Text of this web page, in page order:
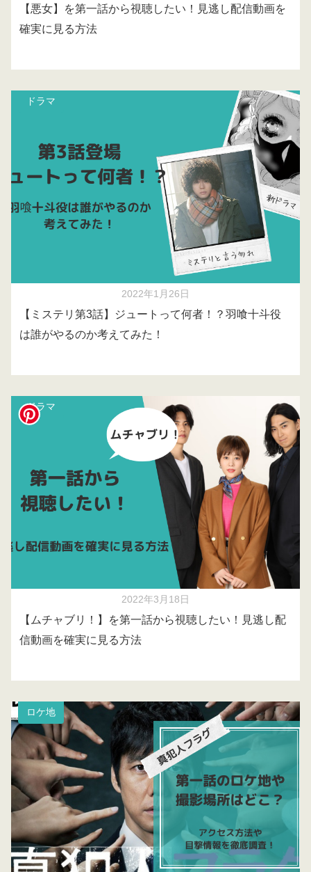
【悪女】を第一話から視聴したい！見逃し配信動画を
確実に見る方法
ドラマ
2022年1月26日
【ミステリ第3話】ジュートって何者！？羽喰十斗役
は誰がやるのか考えてみた！
ドラマ
2022年3月18日
【ムチャブリ！】を第一話から視聴したい！見逃し配
信動画を確実に見る方法
ロケ地